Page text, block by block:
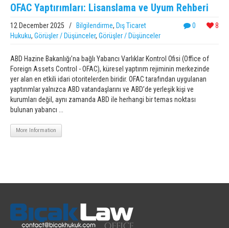
OFAC Yaptırımları: Lisanslama ve Uyum Rehberi
0 8
12 December 2025 / Bilgilendirme, Dış Ticaret
Hukuku, Görüşler / Düşünceler, Görüşler / Düşünceler
ABD Hazine Bakanlığı’na bağlı Yabancı Varlıklar Kontrol Ofisi (Office of
Foreign Assets Control - OFAC), küresel yaptırım rejiminin merkezinde
yer alan en etkili idari otoritelerden biridir. OFAC tarafından uygulanan
yaptırımlar yalnızca ABD vatandaşlarını ve ABD’de yerleşik kişi ve
kurumları değil, aynı zamanda ABD ile herhangi bir temas noktası
bulunan yabancı ...
More Information